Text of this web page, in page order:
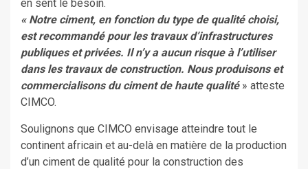
en sent le besoin.
« Notre ciment, en fonction du type de qualité choisi,
est recommandé pour les travaux d’infrastructures
publiques et privées. Il n’y a aucun risque à l’utiliser
dans les travaux de construction. Nous produisons et
commercialisons du ciment de haute qualité » atteste
CIMCO.
Soulignons que CIMCO envisage atteindre tout le
continent africain et au-delà en matière de la production
d’un ciment de qualité pour la construction des